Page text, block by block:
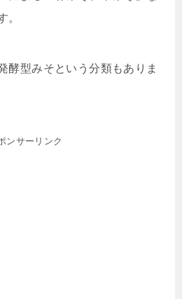
。
酵型みそという分類もありま
ンサーリンク